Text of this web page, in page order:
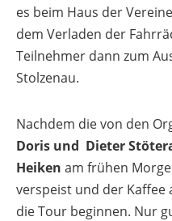
es beim Haus der
dem Verladen der
Teilnehmer dann zum
Stolzenau.
Nachdem die von den
Doris und Dieter
Heiken am frühen
verspeist und der
die Tour beginnen. Nur